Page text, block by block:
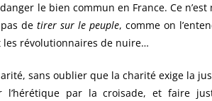
le bien commun en France. Ce
de tirer sur le peuple, comme on
révolutionnaires de nuire…
sans oublier que la charité exige la
l’hérétique par la croisade, et faire